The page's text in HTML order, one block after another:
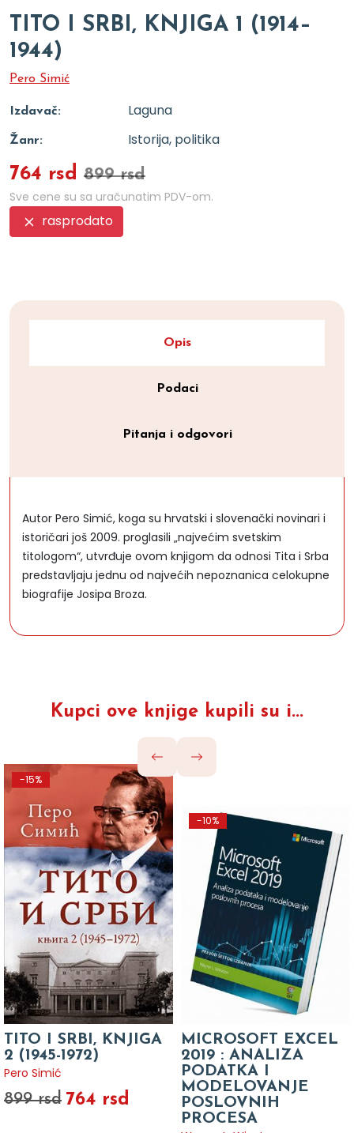
TITO I SRBI, KNJIGA 1 (1914–
1944)
Pero Simić
Izdavač: Laguna
Žanr: Istorija, politika
764 rsd 899 rsd
Sve cene su sa uračunatim PDV-om.
rasprodato
Opis
Podaci
Pitanja i odgovori
Autor Pero Simić, koga su hrvatski i slovenački novinari i
istoričari još 2009. proglasili „najvećim svetskim
titologom“, utvrđuje ovom knjigom da odnosi Tita i Srba
predstavljaju jednu od najvećih nepoznanica celokupne
biografije Josipa Broza.
Kupci ove knjige kupili su i...
-15%
TITO I SRBI, KNJIGA
2 (1945-1972)
Pero Simić
899 rsd 764 rsd
-10%
MICROSOFT EXCEL
2019 : ANALIZA
PODATKA I
MODELOVANJE
POSLOVNIH
PROCESA